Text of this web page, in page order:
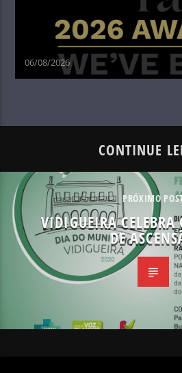
06/08/2026
CONTINUE
PRÓXIMO
VIDIGUEIRA
DE